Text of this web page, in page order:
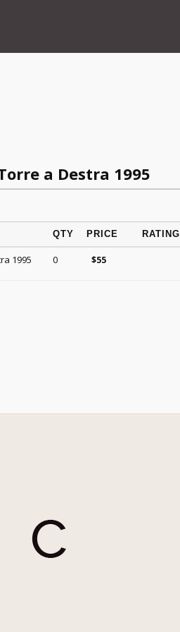
a Destra 1995
QTY PRICE RATING
1995 0 $55